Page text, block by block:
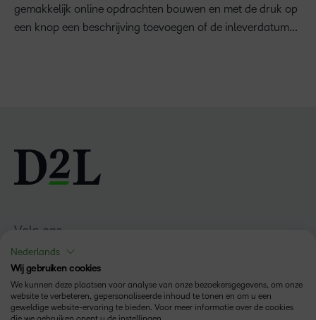
gemakkelijk online opdrachten bouwen en met de druk op
een knop een beschrijving toevoegen of de inleverdatum...
Volg ons
Nederlands
Wij gebruiken cookies
We kunnen deze plaatsen voor analyse van onze bezoekersgegevens, om onze
website te verbeteren, gepersonaliseerde inhoud te tonen en om u een
geweldige website-ervaring te bieden. Voor meer informatie over de cookies